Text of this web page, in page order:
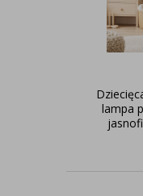
lampa